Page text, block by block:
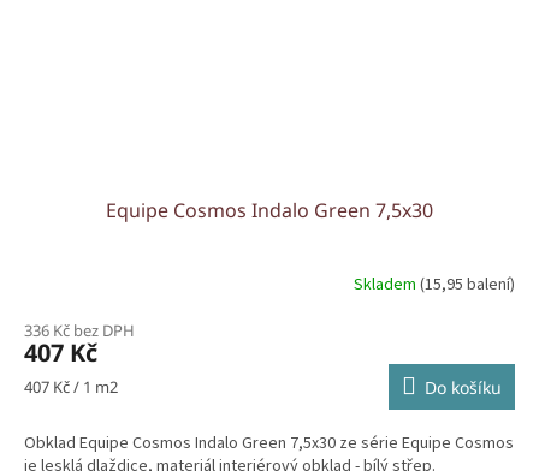
Equipe Cosmos Indalo Green 7,5x30
Skladem (15,95 balení)
336 Kč bez DPH
407 Kč
Měrná
407 Kč / 1 m2 Do košíku
Obklad Equipe Cosmos Indalo Green 7,5x30 ze série Equipe Cosmos
je lesklá dlaždice, materiál interiérový obklad - bílý střep.